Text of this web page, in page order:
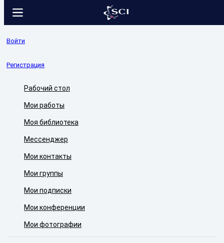
Войти
Регистрация
Рабочий стол
Мои работы
Моя библиотека
Мессенджер
Мои контакты
Мои группы
Мои подписки
Мои конференции
Мои фотографии